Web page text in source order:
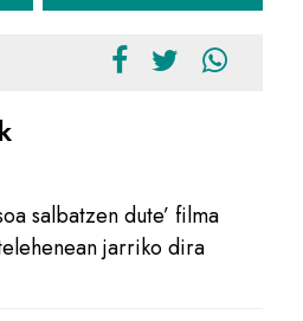
salbatzen dute’ filma
jarriko dira